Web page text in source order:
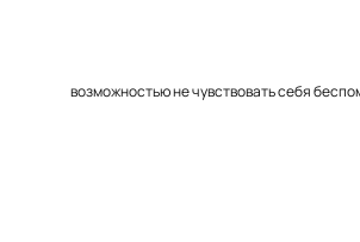
возможностью не чувствовать себя